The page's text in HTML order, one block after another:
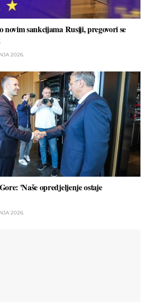
novim sankcijama Rusiji, pregovori se
2026.
'Naše opredjeljenje ostaje
2026.